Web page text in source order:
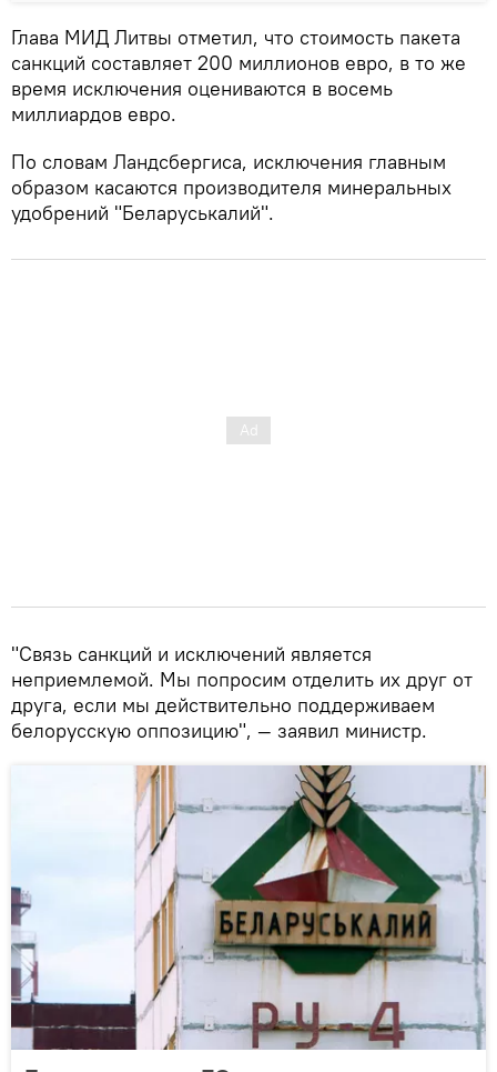
Глава МИД Литвы отметил, что стоимость пакета
санкций составляет 200 миллионов евро, в то же
время исключения оцениваются в восемь
миллиардов евро.
По словам Ландсбергиса, исключения главным
образом касаются производителя минеральных
удобрений "Беларуськалий".
"Связь санкций и исключений является
неприемлемой. Мы попросим отделить их друг от
друга, если мы действительно поддерживаем
белорусскую оппозицию", — заявил министр.